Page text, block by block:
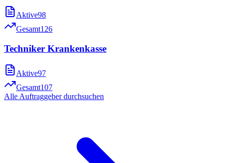
Aktive98
Gesamt126
Techniker Krankenkasse
Aktive97
Gesamt107
Alle Auftraggeber durchsuchen